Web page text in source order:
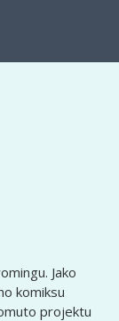
Jako
komiksu
projektu